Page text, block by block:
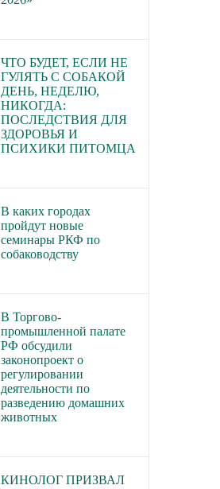
ЧТО БУДЕТ, ЕСЛИ НЕ
ГУЛЯТЬ С СОБАКОЙ
ДЕНЬ, НЕДЕЛЮ,
НИКОГДА:
ПОСЛЕДСТВИЯ ДЛЯ
ЗДОРОВЬЯ И
ПСИХИКИ ПИТОМЦА
В каких городах
пройдут новые
семинары РКФ по
собаководству
В Торгово-
промышленной палате
РФ обсудили
законопроект о
регулировании
деятельности по
разведению домашних
животных
КИНОЛОГ ПРИЗВАЛ